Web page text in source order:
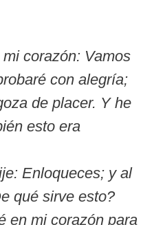
corazón: Vamos
con alegría;
de placer. Y he
esto era
Enloqueces; y al
qué sirve esto?
en mi corazón para